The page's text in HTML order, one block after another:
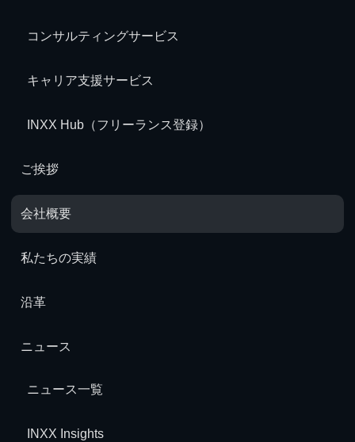
コンサルティングサービス
キャリア支援サービス
INXX Hub（フリーランス登録）
ご挨拶
会社概要
私たちの実績
沿革
ニュース
ニュース一覧
INXX Insights